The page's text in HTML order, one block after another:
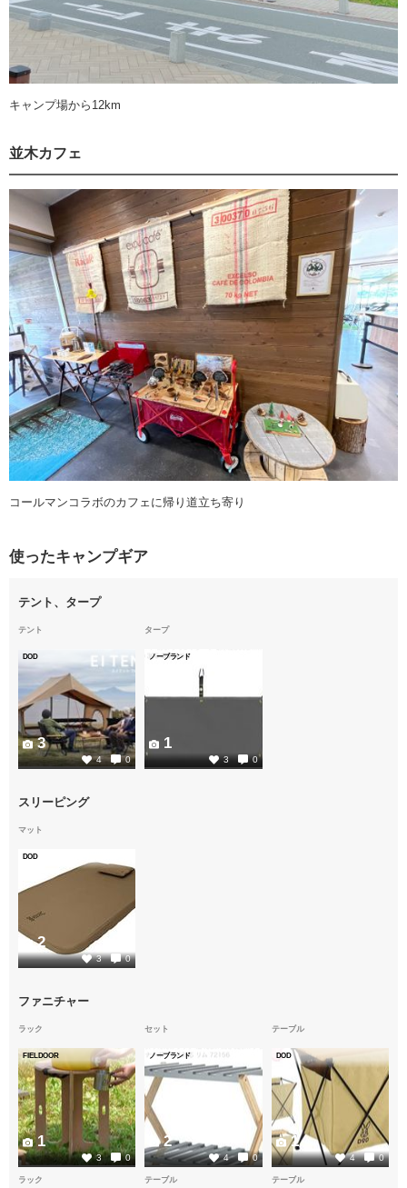
キャンプ場から12km
並木カフェ
コールマンコラボのカフェに帰り道立ち寄り
使ったキャンプギア
テント、タープ
テント
DOD
4 0
3
タープ
ノーブランド
3 0
1
スリーピング
マット
DOD
3 0
2
ファニチャー
ラック
FIELDOOR
3 0
1
セット
ノーブランド
4 0
2
テーブル
DOD
4 0
1
ラック テーブル テーブル